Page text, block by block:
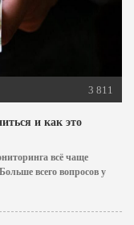
3 811
и как это
всё чаще
всего вопросов у